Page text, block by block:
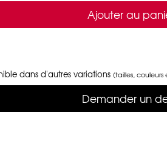
Ajouter au
dans d'autres variations (tailles,
Demander un